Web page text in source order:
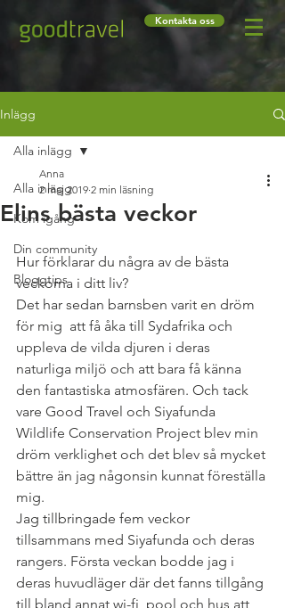
Kontakta oss
Inlägg
Alla inlägg
Kom igång
Din community
Bloggtips
Alla inlägg
Elins bästa veckor
Anna
2 maj 2019 2 min läsning
Hur förklarar du några av de bästa
veckorna i ditt liv?
Det har sedan barnsben varit en dröm
för mig  att få åka till Sydafrika och
uppleva de vilda djuren i deras
naturliga miljö och att bara få känna
den fantastiska atmosfären. Och tack
vare Good Travel och Siyafunda
Wildlife Conservation Project blev min
dröm verklighet och det blev så mycket
bättre än jag någonsin kunnat föreställa
mig.
Jag tillbringade fem veckor
tillsammans med Siyafunda och deras
rangers. Första veckan bodde jag i
deras huvudläger där det fanns tillgång
till bland annat wi-fi, pool och hus att